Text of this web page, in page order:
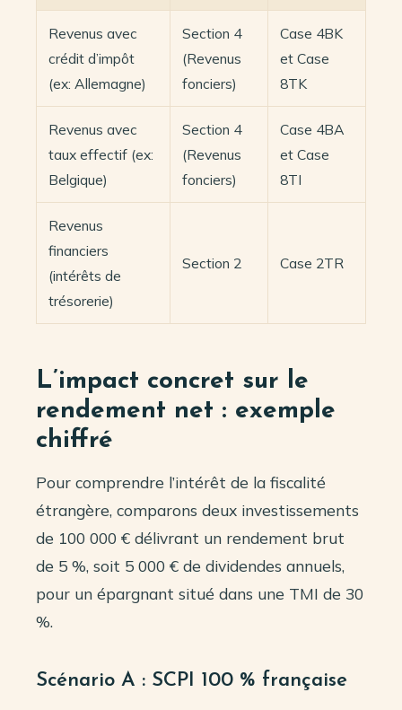
Revenus avec
crédit d’impôt
(ex: Allemagne)
Section 4
(Revenus
fonciers)
Case 4BK
et Case
8TK
Revenus avec
taux effectif (ex:
Belgique)
Section 4
(Revenus
fonciers)
Case 4BA
et Case
8TI
Revenus
financiers
(intérêts de
trésorerie)
Section 2 Case 2TR
L’impact concret sur le
rendement net : exemple
chiffré
Pour comprendre l’intérêt de la fiscalité
étrangère, comparons deux investissements
de 100 000 € délivrant un rendement brut
de 5 %, soit 5 000 € de dividendes annuels,
pour un épargnant situé dans une TMI de 30
%.
Scénario A : SCPI 100 % française